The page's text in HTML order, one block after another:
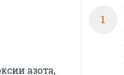
азота,
1